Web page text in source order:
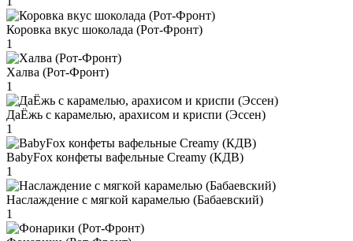
Коровка вкус шоколада (Рот-Фронт)
1
Халва (Рот-Фронт)
1
ДаЁжь с карамелью, арахисом и криспи (Эссен)
1
BabyFox конфеты вафельные Creamy (КДВ)
1
Наслаждение с мягкой карамелью (Бабаевский)
1